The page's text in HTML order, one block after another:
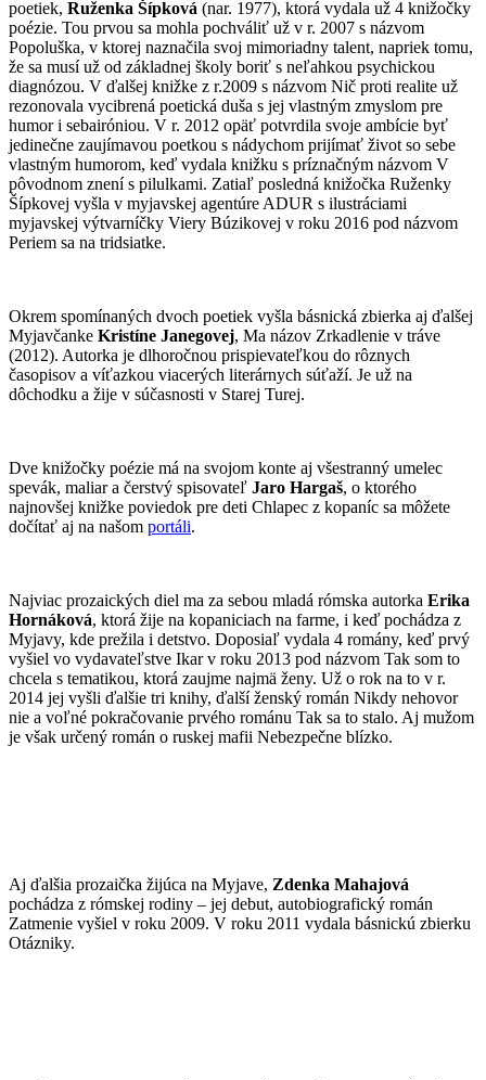
poetiek, Ruženka Šípková (nar. 1977), ktorá vydala už 4 knižočky
poézie. Tou prvou sa mohla pochváliť už v r. 2007 s názvom
Popoluška, v ktorej naznačila svoj mimoriadny talent, napriek tomu,
že sa musí už od základnej školy boriť s neľahkou psychickou
diagnózou. V ďalšej knižke z r.2009 s názvom Nič proti realite už
rezonovala vycibrená poetická duša s jej vlastným zmyslom pre
humor i sebairóniou. V r. 2012 opäť potvrdila svoje ambície byť
jedinečne zaujímavou poetkou s nádychom prijímať život so sebe
vlastným humorom, keď vydala knižku s príznačným názvom V
pôvodnom znení s pilulkami. Zatiaľ posledná knižočka Ruženky
Šípkovej vyšla v myjavskej agentúre ADUR s ilustráciami
myjavskej výtvarníčky Viery Búzikovej v roku 2016 pod názvom
Periem sa na tridsiatke.
Okrem spomínaných dvoch poetiek vyšla básnická zbierka aj ďalšej
Myjavčanke Kristíne Janegovej, Ma názov Zrkadlenie v tráve
(2012). Autorka je dlhoročnou prispievateľkou do rôznych
časopisov a víťazkou viacerých literárnych súťaží. Je už na
dôchodku a žije v súčasnosti v Starej Turej.
Dve knižočky poézie má na svojom konte aj všestranný umelec
spevák, maliar a čerstvý spisovateľ Jaro Hargaš, o ktorého
najnovšej knižke poviedok pre deti Chlapec z kopaníc sa môžete
dočítať aj na našom portáli.
Najviac prozaických diel ma za sebou mladá rómska autorka Erika
Hornáková, ktorá žije na kopaniciach na farme, i keď pochádza z
Myjavy, kde prežila i detstvo. Doposiaľ vydala 4 romány, keď prvý
vyšiel vo vydavateľstve Ikar v roku 2013 pod názvom Tak som to
chcela s tematikou, ktorá zaujme najmä ženy. Už o rok na to v r.
2014 jej vyšli ďalšie tri knihy, ďalší ženský román Nikdy nehovor
nie a voľné pokračovanie prvého románu Tak sa to stalo. Aj mužom
je však určený román o ruskej mafii Nebezpečne blízko.
Aj ďalšia prozaička žijúca na Myjave, Zdenka Mahajová
pochádza z rómskej rodiny – jej debut, autobiografický román
Zatmenie vyšiel v roku 2009. V roku 2011 vydala básnickú zbierku
Otázniky.